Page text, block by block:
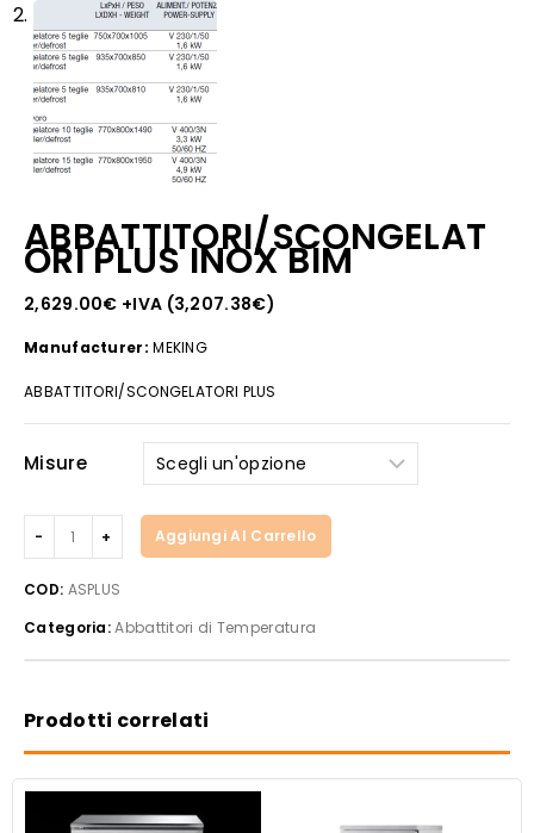
ABBATTITORI/SCONGELAT
ORI PLUS INOX BIM
2,629.00€ +IVA (3,207.38€)
Manufacturer: MEKING
ABBATTITORI/SCONGELATORI PLUS
Misure
ABBATTITORI/SCONGELATORI
PLUS
INOX
quantità
Aggiungi Al Carrello
COD: ASPLUS
Categoria:Abbattitori di Temperatura
Prodotti correlati